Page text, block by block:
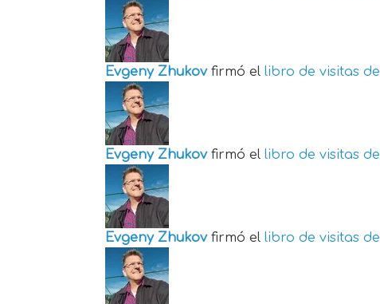
Evgeny Zhukov firmó el libro de visitas de
Evgeny Zhukov firmó el libro de visitas de
Evgeny Zhukov firmó el libro de visitas de